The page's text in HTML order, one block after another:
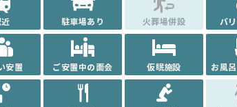
駐車場あり 火葬場併設 バ
安置 ご安置中の面会 仮眠施設 お風